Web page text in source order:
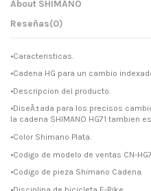
About SHIMANO
Reseñas(0)
•Caracteristicas.
•Cadena HG para un cambio
•Descripcion del producto.
•DiseÃ±ada para los precisos
la cadena SHIMANO HG71 tambien
•Color Shimano Plata.
•Codigo de modelo de ventas CN-
•Codigo de pieza Shimano Cadena.